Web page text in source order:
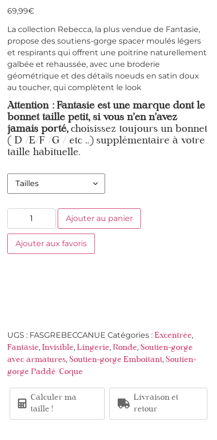
69,99€
La collection Rebecca, la plus vendue de Fantasie,
propose des soutiens-gorge spacer moulés légers
et respirants qui offrent une poitrine naturellement
galbée et rehaussée, avec une broderie
géométrique et des détails noeuds en satin doux
au toucher, qui complètent le look
Attention : Fantasie est une marque dont le
bonnet taille petit, si vous n’en n’avez
jamais porté, choisissez toujours un bonnet
( D /E/F /G / etc ..) supplémentaire à votre
taille habituelle.
Ajouter au panier
Ajouter aux favoris
UGS : FASGREBECCANUE Catégories : Excentrée,
Fantasie, Invisible, Lingerie, Ronde, Soutien-gorge
avec armatures, Soutien-gorge Emboitant, Soutien-
gorge Paddé/Coque
Calculer ma
taille !
Livraison et
retour